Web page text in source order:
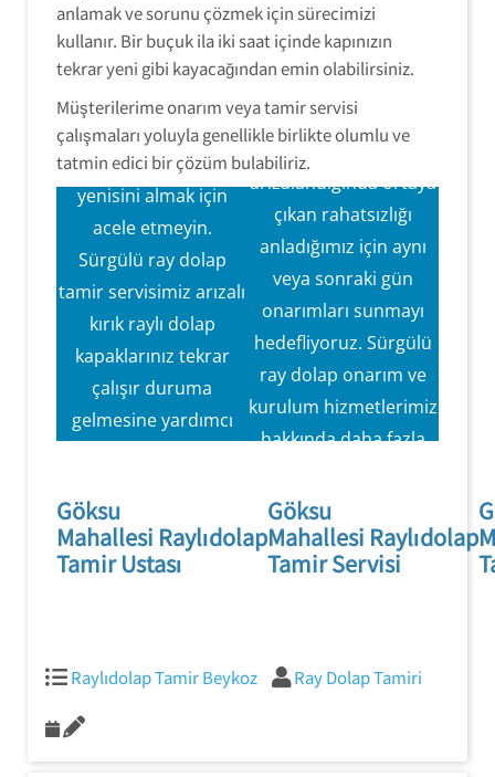
anlamak ve sorunu çözmek için sürecimizi
kullanır. Bir buçuk ila iki saat içinde kapınızın
tekrar yeni gibi kayacağından emin olabilirsiniz.
Müşterilerime onarım veya tamir servisi
çalışmaları yoluyla genellikle birlikte olumlu ve
tatmin edici bir çözüm bulabiliriz.
RaylıDolap
Tamir Servisi
Sürgülü ray dolap
kapaklarınız
arızalandığında,
yenisini almak için
acele etmeyin.
Sürgülü ray dolap
tamir servisimiz arızalı
kırık raylı dolap
kapaklarınız tekrar
çalışır duruma
gelmesine yardımcı
hizmetleri
sunmaktayız.
Hızlı ve verimli
hizmet
RaylıDolap
Tamir Hizmeti
Sürgülü ray dolap
kapak mekanizmaları
arızalandığında ortaya
çıkan rahatsızlığı
anladığımız için aynı
veya sonraki gün
onarımları sunmayı
hedefliyoruz. Sürgülü
ray dolap onarım ve
kurulum hizmetlerimiz
hakkında daha fazla
yüzlü ve profesyonel
kadromuzla konuşun.
Aynı Gün Servis
Hizmeti Sunmayı
Hedefliyoruz.
Göksu
Mahallesi Raylıdolap
Tamir Ustası
Göksu
Mahallesi Raylıdolap
Tamir Servisi
Raylıdolap Tamir Beykoz Ray Dolap Tamiri